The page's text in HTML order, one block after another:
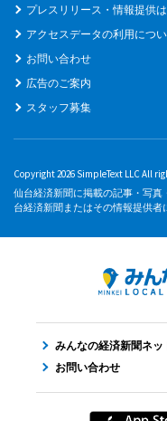
プレスリリース・情報提供
アクセスデータの利用につ
お問い合わせ
広告のご案内
スタッフ募集
Copyright 2026 SimpleText LLC All
仙台経済新聞に掲載の記事・写
台経済新聞またはその情報提供者
みんなの経済新聞ネッ
お問い合わせ